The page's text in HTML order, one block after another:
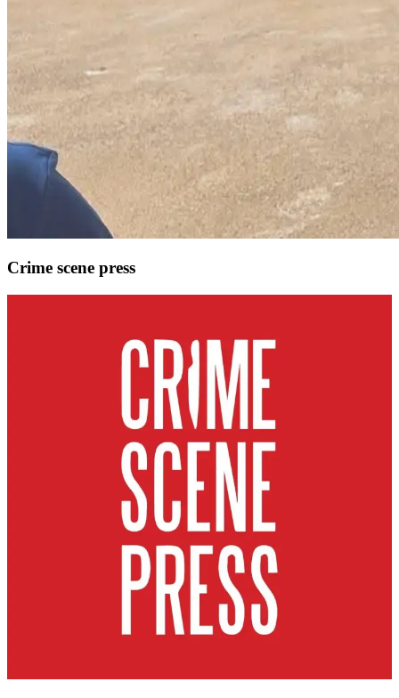
Crime scene press